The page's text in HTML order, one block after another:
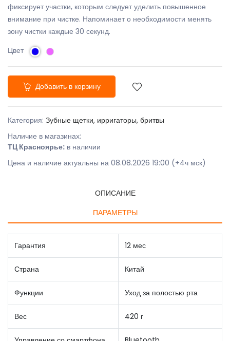
фиксирует участки, которым следует уделить повышенное
внимание при чистке. Напоминает о необходимости менять
зону чистки каждые 30 секунд.
Цвет
Добавить в корзину
Категория: Зубные щетки, ирригаторы, бритвы
Наличие в магазинах:
ТЦ Красноярье: в наличии
Цена и наличие актуальны на 08.08.2026 19:00 (+4ч мск)
ОПИСАНИЕ
ПАРАМЕТРЫ
Гарантия 12 мес
Страна Китай
Функции Уход за полостью рта
Вес 420 г